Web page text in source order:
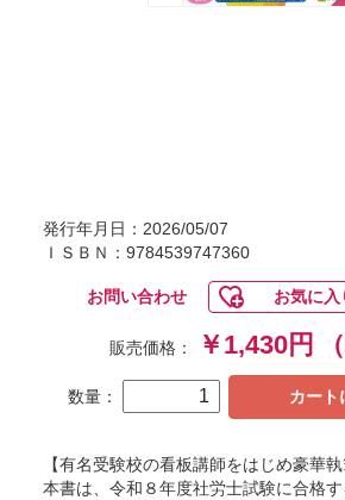
発行年月日：2026/05/07
ＩＳＢＮ：9784539747360
お問い合わせ お気に入
販売価格： ￥1,430円
数量： カート
【有名受験校の看板講師をはじめ豪華
本書は、令和８年度社労士試験に合格す